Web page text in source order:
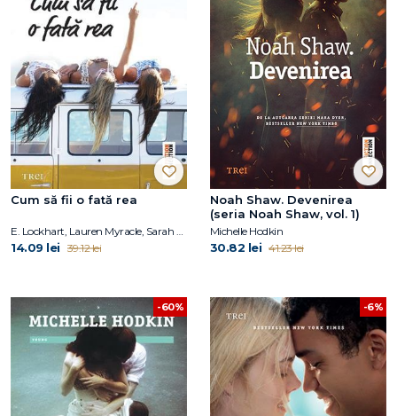
Cum să fii o fată rea
E. Lockhart, Lauren Myracle, Sarah Mlynowski
14.09 lei 39.12 lei
Noah Shaw. Devenirea
(seria Noah Shaw, vol. 1)
Michelle Hodkin
30.82 lei 41.23 lei
-60% -6%